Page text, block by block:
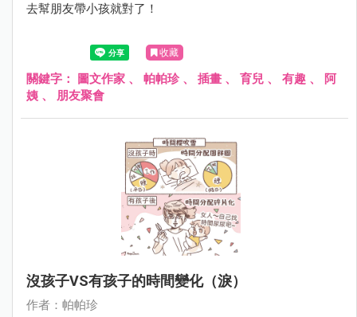
去幫朋友帶小孩就對了！
收藏
關鍵字： 圖文作家 、 帕帕珍、 插畫 、 育兒 、 有趣 、
阿
姨 、 朋友聚會
沒孩子VS有孩子的時間變化（淚）
作者：帕帕珍